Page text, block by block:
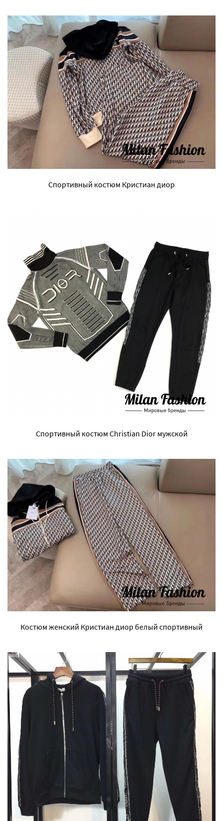
Спортивный костюм Кристиан диор
Спортивный костюм Christian Dior мужской
Костюм женский Кристиан диор белый спортивный